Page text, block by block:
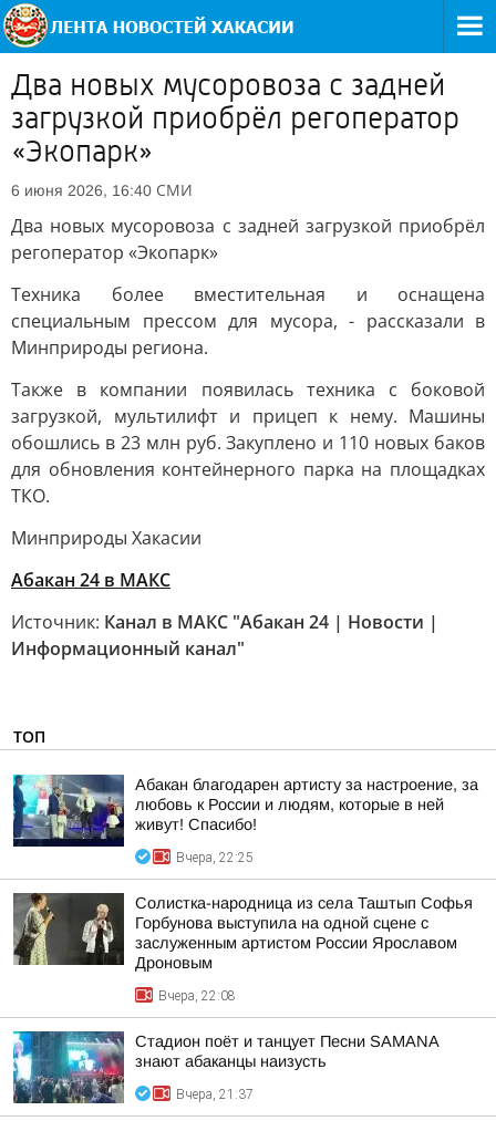
Два новых мусоровоза с задней
загрузкой приобрёл регоператор
«Экопарк»
6 июня 2026, 16:40 СМИ
Два новых мусоровоза с задней загрузкой приобрёл
регоператор «Экопарк»
Техника более вместительная и оснащена
специальным прессом для мусора, - рассказали в
Минприроды региона.
Также в компании появилась техника с боковой
загрузкой, мультилифт и прицеп к нему. Машины
обошлись в 23 млн руб. Закуплено и 110 новых баков
для обновления контейнерного парка на площадках
ТКО.
Минприроды Хакасии
Абакан 24 в МАКС
Источник: Канал в МАКС "Абакан 24 | Новости |
Информационный канал"
ТОП
Абакан благодарен артисту за настроение, за
любовь к России и людям, которые в ней
живут! Спасибо!
Вчера, 22:25
Солистка-народница из села Таштып Софья
Горбунова выступила на одной сцене с
заслуженным артистом России Ярославом
Дроновым
Вчера, 22:08
Стадион поёт и танцует Песни SAMANA
знают абаканцы наизусть
Вчера, 21:37